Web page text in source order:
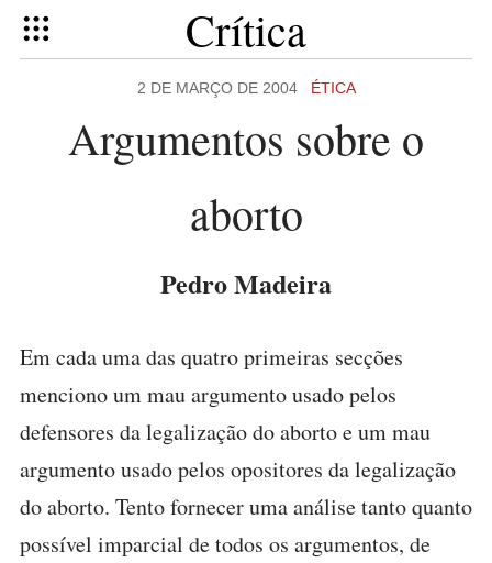
Crítica
2 DE MARÇO DE 2004 ÉTICA
Argumentos sobre o
aborto
Pedro Madeira
Em cada uma das quatro primeiras secções
menciono um mau argumento usado pelos
defensores da legalização do aborto e um mau
argumento usado pelos opositores da legalização
do aborto. Tento fornecer uma análise tanto quanto
possível imparcial de todos os argumentos, de